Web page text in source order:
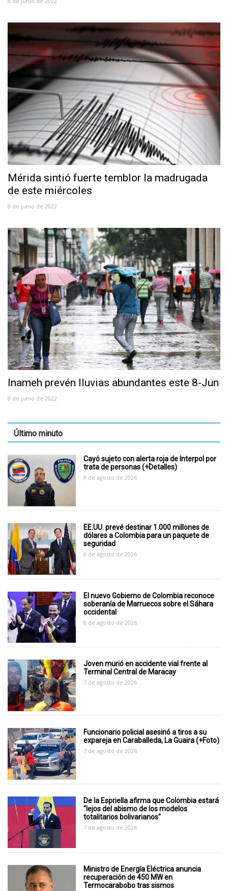
Mérida sintió fuerte temblor la madrugada
de este miércoles
8 de junio de 2022
Inameh prevén lluvias abundantes este 8-Jun
8 de junio de 2022
Último minuto
Cayó sujeto con alerta roja de Interpol por
trata de personas (+Detalles)
8 de agosto de 2026
EE.UU. prevé destinar 1.000 millones de
dólares a Colombia para un paquete de
seguridad
8 de agosto de 2026
El nuevo Gobierno de Colombia reconoce
soberanía de Marruecos sobre el Sáhara
occidental
8 de agosto de 2026
Joven murió en accidente vial frente al
Terminal Central de Maracay
7 de agosto de 2026
Funcionario policial asesinó a tiros a su
expareja en Caraballeda, La Guaira (+Foto)
7 de agosto de 2026
De la Espriella afirma que Colombia estará
"lejos del abismo de los modelos
totalitarios bolivarianos"
7 de agosto de 2026
Ministro de Energía Eléctrica anuncia
recuperación de 450 MW en
Termocarabobo tras sismos